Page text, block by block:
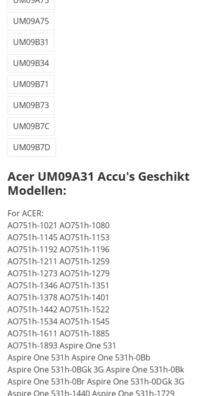
UM09A75
UM09B31
UM09B34
UM09B71
UM09B73
UM09B7C
UM09B7D
Acer UM09A31 Accu's Geschikt
Modellen:
For ACER:
AO751h-1021 AO751h-1080
AO751h-1145 AO751h-1153
AO751h-1192 AO751h-1196
AO751h-1211 AO751h-1259
AO751h-1273 AO751h-1279
AO751h-1346 AO751h-1351
AO751h-1378 AO751h-1401
AO751h-1442 AO751h-1522
AO751h-1534 AO751h-1545
AO751h-1611 AO751h-1885
AO751h-1893 Aspire One 531
Aspire One 531h Aspire One 531h-0Bb
Aspire One 531h-0BGk 3G Aspire One 531h-0Bk
Aspire One 531h-0Br Aspire One 531h-0DGk 3G
Aspire One 531h-1440 Aspire One 531h-1729